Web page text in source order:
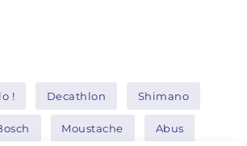
! Decathlon Shimano
Moustache Abus